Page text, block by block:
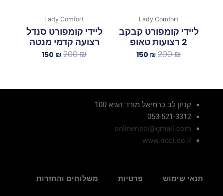
Lady Comfort
ליידי קומפורט קבקב
2 רצועות טאופ
200₪
150 ₪
Lady Comfort
ליידי קומפורט סנדל
רצועה קדמי מנטה
200₪
150 ₪
קניון לב כרמיאל מורד הגיא 100
053-521-3312
onlinericci@gmail.com
www.ricci.co.il
תנאי שימוש פרטיות משלוחים והחזרות